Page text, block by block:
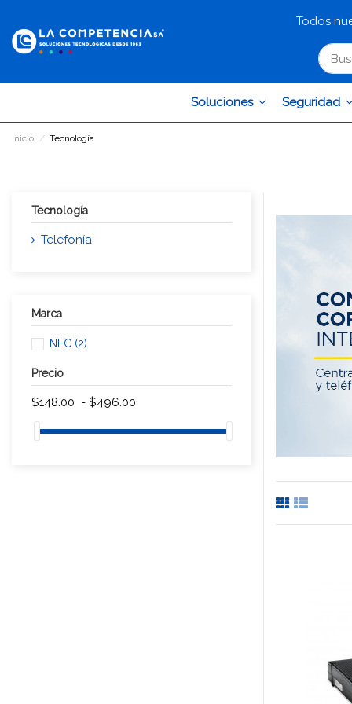
Todos
Soluciones Seguridad
Inicio Tecnología
Tecnología
Telefonía
Marca
NEC (2)
Precio
$148.00 - $496.00